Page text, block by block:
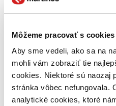
Môžeme pracovať s
Aby sme vedeli, ako sa na
mohli vám zobraziť tie
cookies. Niektoré sú naozaj
stránka vôbec nefungovala.
analytické cookies, ktoré
zľavnené tituly (0 titulov)
na centrálnom sklade (0
pripravujeme (0 titulov)
dostupná (bez
vypredaných)
Nové / čítané
nová (0 titulov)nová